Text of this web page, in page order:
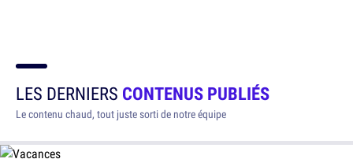
LES DERNIERS CONTENUS PUBLIÉS
Le contenu chaud, tout juste sorti de notre équipe